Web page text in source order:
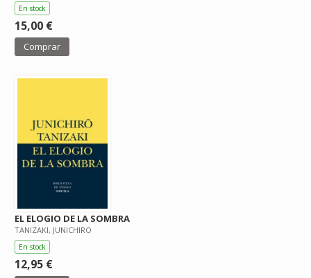
En stock
15,00 €
Comprar
EL ELOGIO DE LA SOMBRA
TANIZAKI, JUNICHIRO
En stock
12,95 €